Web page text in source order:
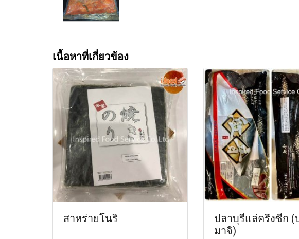
เนื้อหาที่เกี่ยวข้อง
สาหร่ายโนริ
ปลาบุรีแล่ครึงซีก (
มาจิ)